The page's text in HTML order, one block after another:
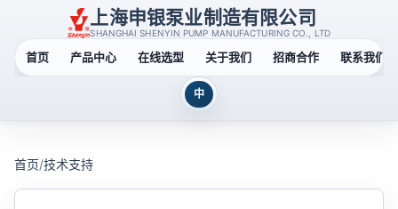
上海申银泵业制造有限公司
SHANGHAI SHENYIN PUMP MANUFACTURING CO., LTD
首页 产品中心 在线选型 关于我们 招商合作 联系我们
中
首页/技术支持